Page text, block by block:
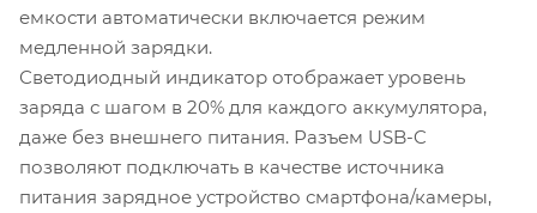
емкости автоматически включается режим
медленной зарядки.
Светодиодный индикатор отображает уровень
заряда с шагом в 20% для каждого аккумулятора,
даже без внешнего питания. Разъем USB-C
позволяют подключать в качестве источника
питания зарядное устройство смартфона/камеры,